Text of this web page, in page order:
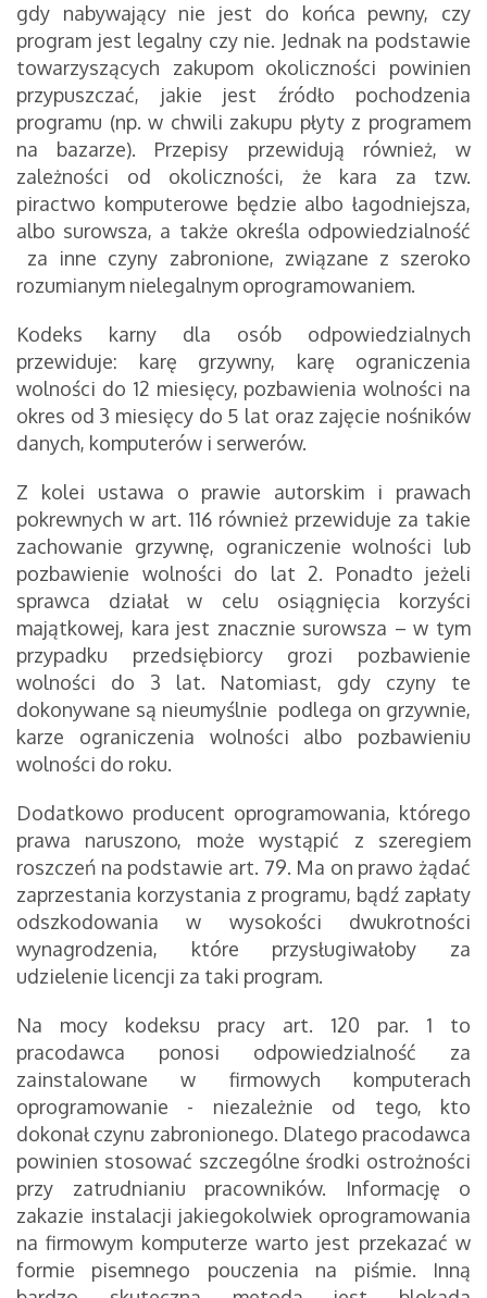
gdy nabywający nie jest do końca pewny, czy
program jest legalny czy nie. Jednak na podstawie
towarzyszących zakupom okoliczności powinien
przypuszczać, jakie jest źródło pochodzenia
programu (np. w chwili zakupu płyty z programem
na bazarze). Przepisy przewidują również, w
zależności od okoliczności, że kara za tzw.
piractwo komputerowe będzie albo łagodniejsza,
albo surowsza, a także określa odpowiedzialność
za inne czyny zabronione, związane z szeroko
rozumianym nielegalnym oprogramowaniem.
Kodeks karny dla osób odpowiedzialnych
przewiduje: karę grzywny, karę ograniczenia
wolności do 12 miesięcy, pozbawienia wolności na
okres od 3 miesięcy do 5 lat oraz zajęcie nośników
danych, komputerów i serwerów.
Z kolei ustawa o prawie autorskim i prawach
pokrewnych w art. 116 również przewiduje za takie
zachowanie grzywnę, ograniczenie wolności lub
pozbawienie wolności do lat 2. Ponadto jeżeli
sprawca działał w celu osiągnięcia korzyści
majątkowej, kara jest znacznie surowsza – w tym
przypadku przedsiębiorcy grozi pozbawienie
wolności do 3 lat. Natomiast, gdy czyny te
dokonywane są nieumyślnie podlega on grzywnie,
karze ograniczenia wolności albo pozbawieniu
wolności do roku.
Dodatkowo producent oprogramowania, którego
prawa naruszono, może wystąpić z szeregiem
roszczeń na podstawie art. 79. Ma on prawo żądać
zaprzestania korzystania z programu, bądź zapłaty
odszkodowania w wysokości dwukrotności
wynagrodzenia, które przysługiwałoby za
udzielenie licencji za taki program.
Na mocy kodeksu pracy art. 120 par. 1 to
pracodawca ponosi odpowiedzialność za
zainstalowane w firmowych komputerach
oprogramowanie - niezależnie od tego, kto
dokonał czynu zabronionego. Dlatego pracodawca
powinien stosować szczególne środki ostrożności
przy zatrudnianiu pracowników. Informację o
zakazie instalacji jakiegokolwiek oprogramowania
na firmowym komputerze warto jest przekazać w
formie pisemnego pouczenia na piśmie. Inną